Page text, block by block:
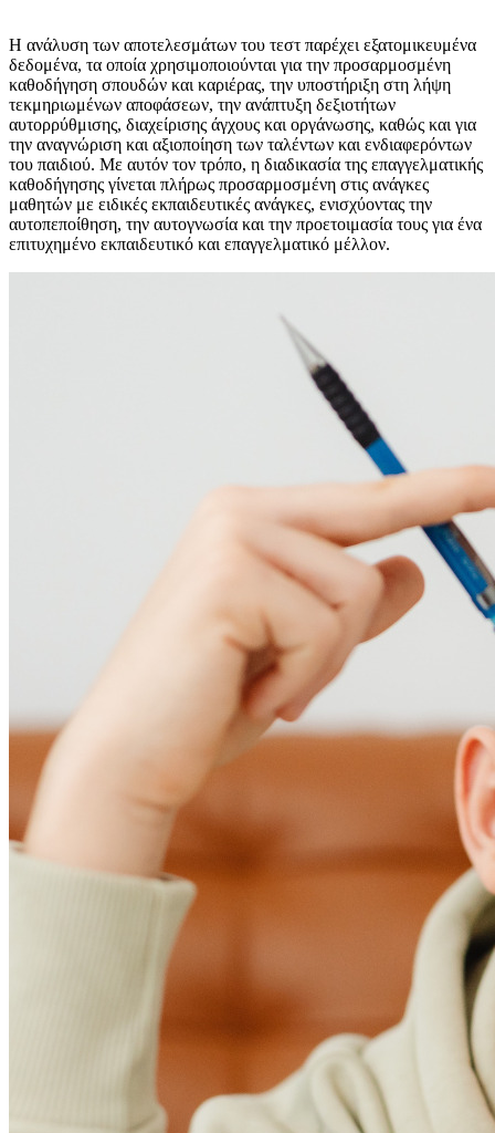
Η ανάλυση των αποτελεσμάτων του τεστ παρέχει εξατομικευμένα
δεδομένα, τα οποία χρησιμοποιούνται για την προσαρμοσμένη
καθοδήγηση σπουδών και καριέρας, την υποστήριξη στη λήψη
τεκμηριωμένων αποφάσεων, την ανάπτυξη δεξιοτήτων
αυτορρύθμισης, διαχείρισης άγχους και οργάνωσης, καθώς και για
την αναγνώριση και αξιοποίηση των ταλέντων και ενδιαφερόντων
του παιδιού. Με αυτόν τον τρόπο, η διαδικασία της επαγγελματικής
καθοδήγησης γίνεται πλήρως προσαρμοσμένη στις ανάγκες
μαθητών με ειδικές εκπαιδευτικές ανάγκες, ενισχύοντας την
αυτοπεποίθηση, την αυτογνωσία και την προετοιμασία τους για ένα
επιτυχημένο εκπαιδευτικό και επαγγελματικό μέλλον.